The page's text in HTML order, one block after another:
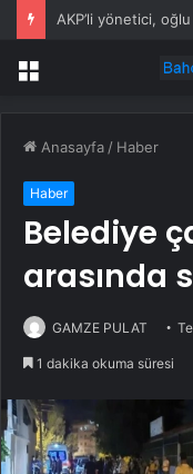
Menü
Anasayfa / Haber
Haber
Belediye
arasında
GAMZE PULAT
1 dakika okuma süresi